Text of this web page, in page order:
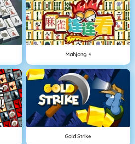
Mahjong 4
Gold Strike